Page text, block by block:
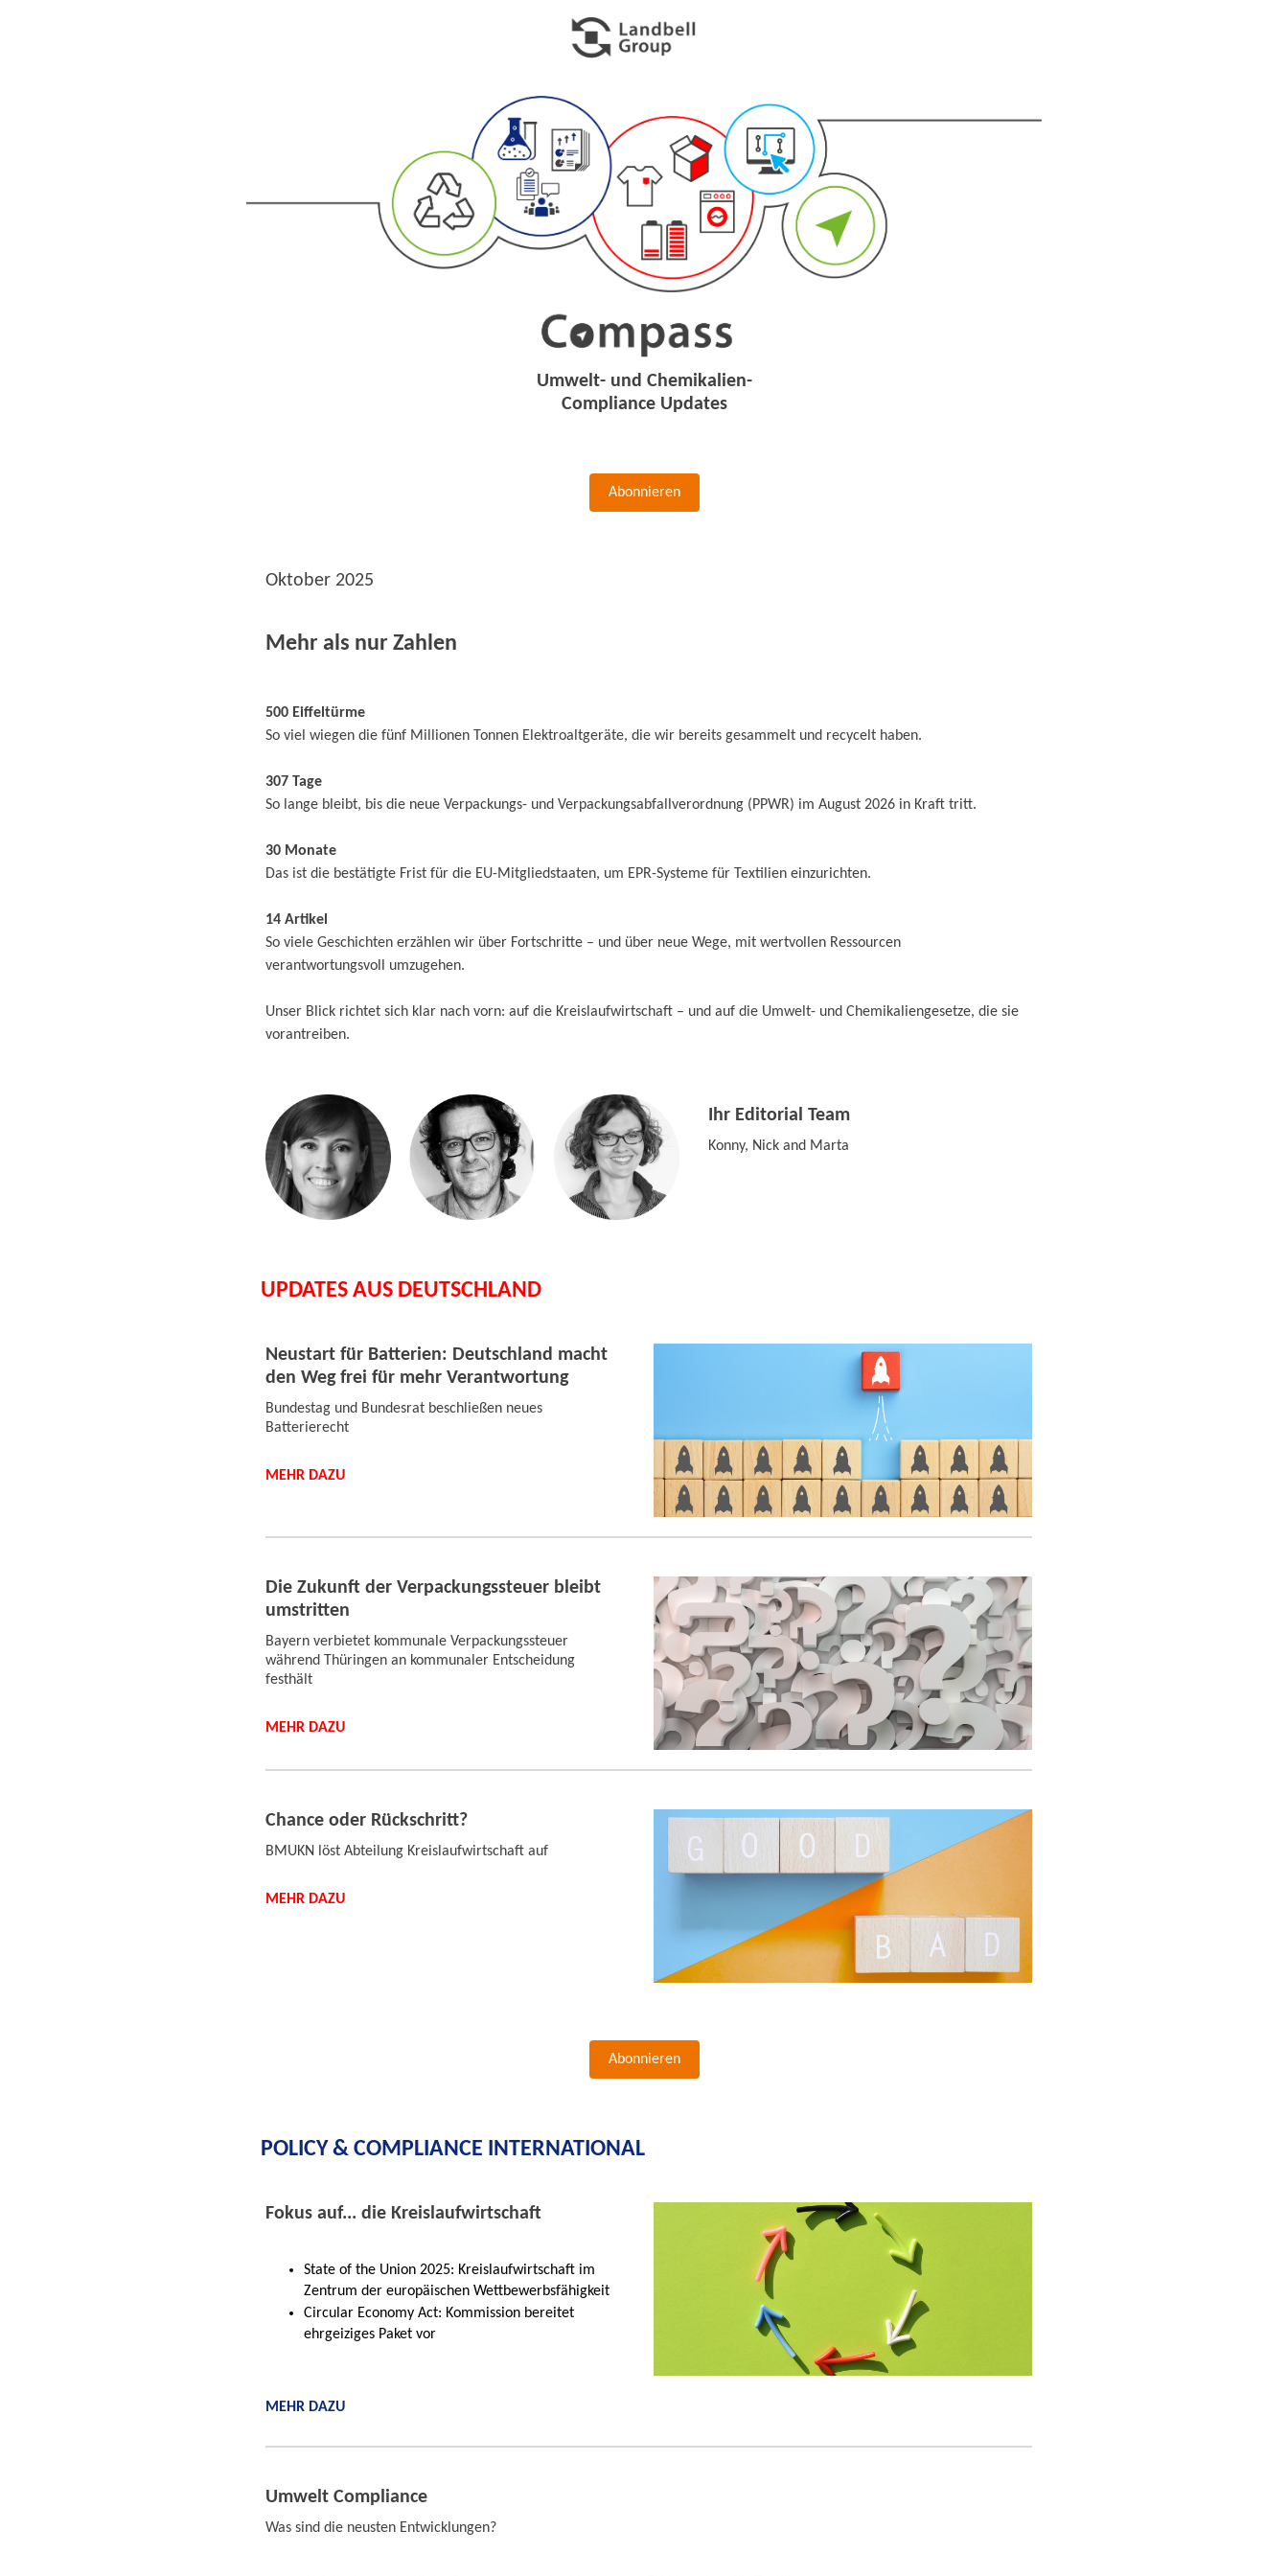
Umwelt- und Chemikalien-
Compliance Updates
Abonnieren
Oktober 2025
Mehr als nur Zahlen
500 Eiffeltürme
So viel wiegen die fünf Millionen Tonnen Elektroaltgeräte, die wir bereits gesammelt und recycelt haben.
307 Tage
So lange bleibt, bis die neue Verpackungs- und Verpackungsabfallverordnung (PPWR) im August 2026 in Kraft tritt.
30 Monate
Das ist die bestätigte Frist für die EU-Mitgliedstaaten, um EPR-Systeme für Textilien einzurichten.
14 Artikel
So viele Geschichten erzählen wir über Fortschritte – und über neue Wege, mit wertvollen Ressourcen
verantwortungsvoll umzugehen.
Unser Blick richtet sich klar nach vorn: auf die Kreislaufwirtschaft – und auf die Umwelt- und Chemikaliengesetze, die sie
vorantreiben.
Ihr Editorial Team
Konny, Nick and Marta
UPDATES AUS DEUTSCHLAND
Neustart für Batterien: Deutschland macht
den Weg frei für mehr Verantwortung
Bundestag und Bundesrat beschließen neues
Batterierecht
MEHR DAZU
Die Zukunft der Verpackungssteuer bleibt
umstritten
Bayern verbietet kommunale Verpackungssteuer
während Thüringen an kommunaler Entscheidung
festhält
MEHR DAZU
Chance oder Rückschritt?
BMUKN löst Abteilung Kreislaufwirtschaft auf
MEHR DAZU
Abonnieren
POLICY & COMPLIANCE INTERNATIONAL
Fokus auf... die Kreislaufwirtschaft
State of the Union 2025: Kreislaufwirtschaft im
Zentrum der europäischen Wettbewerbsfähigkeit
Circular Economy Act: Kommission bereitet
ehrgeiziges Paket vor
MEHR DAZU
Umwelt Compliance
Was sind die neusten Entwicklungen?